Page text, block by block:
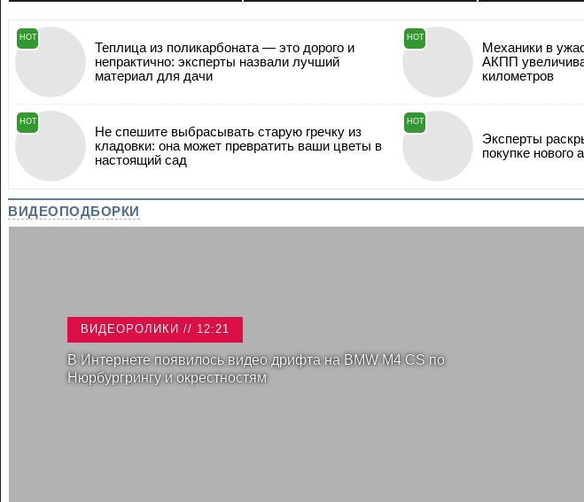
HOT
Теплица из поликарбоната — это дорого и
непрактично: эксперты назвали лучший
материал для дачи
HOT
Механики в
АКПП
километров
HOT
Не спешите выбрасывать старую гречку из
кладовки: она может превратить ваши цветы в
настоящий сад
HOT
Эксперты
покупке нового
ВИДЕОПОДБОРКИ
ВИДЕОРОЛИКИ // 12:21
В Интернете появилось видео дрифта на BMW M4 CS по
Нюрбургрингу и окрестностям